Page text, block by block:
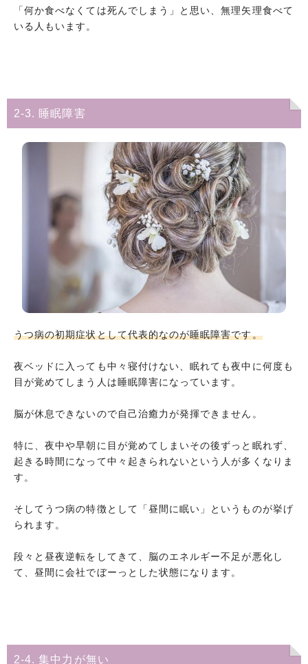
「何か食べなくては死んでしまう」と思い、無理矢理食べて
いる人もいます。
2-3. 睡眠障害
うつ病の初期症状として代表的なのが睡眠障害です。
夜ベッドに入っても中々寝付けない、眠れても夜中に何度も
目が覚めてしまう人は睡眠障害になっています。
脳が休息できないので自己治癒力が発揮できません。
特に、夜中や早朝に目が覚めてしまいその後ずっと眠れず、
起きる時間になって中々起きられないという人が多くなりま
す。
そしてうつ病の特徴として「昼間に眠い」というものが挙げ
られます。
段々と昼夜逆転をしてきて、脳のエネルギー不足が悪化し
て、昼間に会社でぼーっとした状態になります。
2-4. 集中力が無い